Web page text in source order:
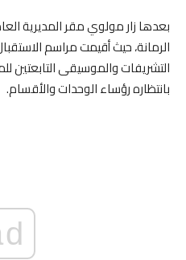
بعدها زار مولوي مقر المديرية
الرمانة، حيث أقيمت مراسم
التشريفات والموسيقى التابعتين
بانتظاره رؤساء الوحدات والأقسام.